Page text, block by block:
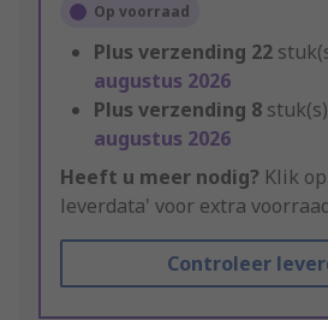
Op voorraad
Plus verzending 22
augustus 2026
Plus verzending 8
augustus 2026
Heeft u meer nodig? Klik
leverdata' voor extra
Controleer